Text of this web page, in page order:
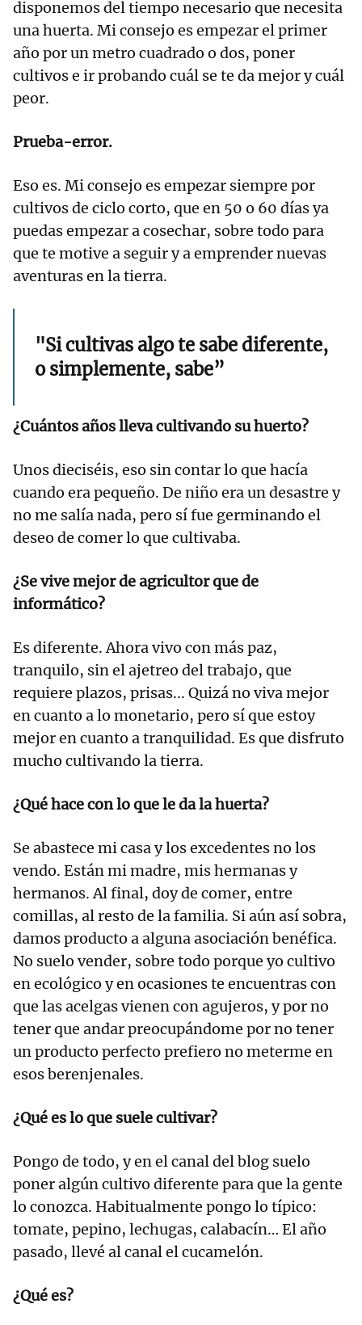
disponemos del tiempo necesario que necesita
una huerta. Mi consejo es empezar el primer
año por un metro cuadrado o dos, poner
cultivos e ir probando cuál se te da mejor y cuál
peor.
Prueba-error.
Eso es. Mi consejo es empezar siempre por
cultivos de ciclo corto, que en 50 o 60 días ya
puedas empezar a cosechar, sobre todo para
que te motive a seguir y a emprender nuevas
aventuras en la tierra.
"Si cultivas algo te sabe diferente,
o simplemente, sabe”
¿Cuántos años lleva cultivando su huerto?
Unos dieciséis, eso sin contar lo que hacía
cuando era pequeño. De niño era un desastre y
no me salía nada, pero sí fue germinando el
deseo de comer lo que cultivaba.
¿Se vive mejor de agricultor que de
informático?
Es diferente. Ahora vivo con más paz,
tranquilo, sin el ajetreo del trabajo, que
requiere plazos, prisas... Quizá no viva mejor
en cuanto a lo monetario, pero sí que estoy
mejor en cuanto a tranquilidad. Es que disfruto
mucho cultivando la tierra.
¿Qué hace con lo que le da la huerta?
Se abastece mi casa y los excedentes no los
vendo. Están mi madre, mis hermanas y
hermanos. Al final, doy de comer, entre
comillas, al resto de la familia. Si aún así sobra,
damos producto a alguna asociación benéfica.
No suelo vender, sobre todo porque yo cultivo
en ecológico y en ocasiones te encuentras con
que las acelgas vienen con agujeros, y por no
tener que andar preocupándome por no tener
un producto perfecto prefiero no meterme en
esos berenjenales.
¿Qué es lo que suele cultivar?
Pongo de todo, y en el canal del blog suelo
poner algún cultivo diferente para que la gente
lo conozca. Habitualmente pongo lo típico:
tomate, pepino, lechugas, calabacín… El año
pasado, llevé al canal el cucamelón.
¿Qué es?